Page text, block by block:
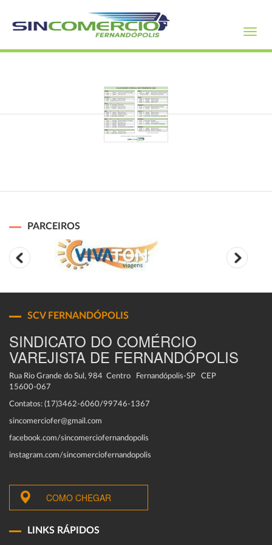
PARCEIROS
SCV FERNANDÓPOLIS
SINDICATO DO COMÉRCIO
VAREJISTA DE FERNANDÓPOLIS
Rua Rio Grande do Sul, 984 Centro Fernandópolis-SP CEP
15600-067
Contatos: (17)3462-6060/99746-1367
sincomerciofer@gmail.com
facebook.com/sincomerciofernandopolis
instagram.com/sincomerciofernandopolis
COMO CHEGAR
LINKS RÁPIDOS